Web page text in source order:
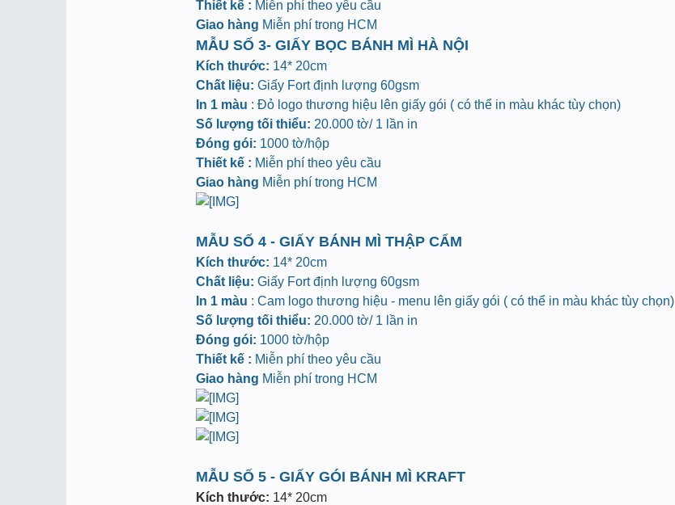
Thiết kế : Miễn phí theo yêu cầu
Giao hàng Miễn phí trong HCM
MẪU SỐ 3- GIẤY BỌC BÁNH MÌ HÀ NỘI
Kích thước: 14* 20cm
Chất liệu: Giấy Fort định lượng 60gsm
In 1 màu : Đỏ logo thương hiệu lên giấy gói ( có thể in màu khác tùy chọn)
Số lượng tối thiểu: 20.000 tờ/ 1 lần in
Đóng gói: 1000 tờ/hộp
Thiết kế : Miễn phí theo yêu cầu
Giao hàng Miễn phí trong HCM
MẪU SỐ 4 - GIẤY BÁNH MÌ THẬP CẨM
Kích thước: 14* 20cm
Chất liệu: Giấy Fort định lượng 60gsm
In 1 màu : Cam logo thương hiệu - menu lên giấy gói ( có thể in màu khác tùy chọn)
Số lượng tối thiểu: 20.000 tờ/ 1 lần in
Đóng gói: 1000 tờ/hộp
Thiết kế : Miễn phí theo yêu cầu
Giao hàng Miễn phí trong HCM
MẪU SỐ 5 - GIẤY GÓI BÁNH MÌ KRAFT
Kích thước: 14* 20cm